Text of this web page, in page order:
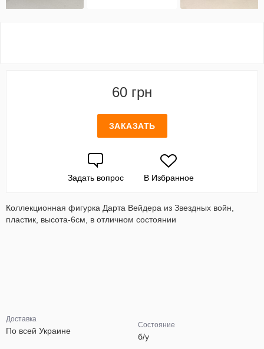
60 грн
ЗАКАЗАТЬ
Задать вопрос В Избранное
Коллекционная фигурка Дарта Вейдера из Звездных войн,
пластик, высота-6см, в отличном состоянии
Доставка
По всей Украине
Состояние
б/у